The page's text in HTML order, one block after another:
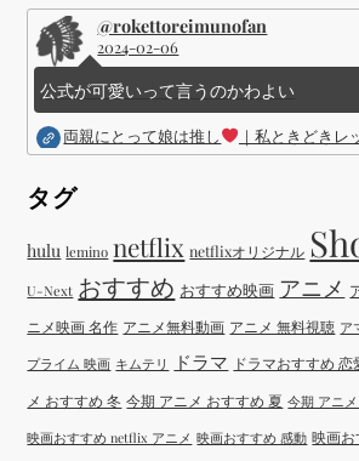
@rokettoreimunofan
2024-02-06
公式が可愛いって言うのかわよい
両親にとって娘は推し ｜私ときどき
タグ
hulu lemino netflix netflixオリジナル
U-Next おすすめ おすすめ映画 アニメ
ニメ映画 名作 アニメ無料動画 アニメ 無料視聴 ア
プライム 映画 キムテリ ドラマ ドラマおすすめ 恋
メ おすすめ 冬 今期 アニメ おすすめ 夏 今期 アニ
映画おすすめ netflix アニメ 映画おすすめ 感動 映画